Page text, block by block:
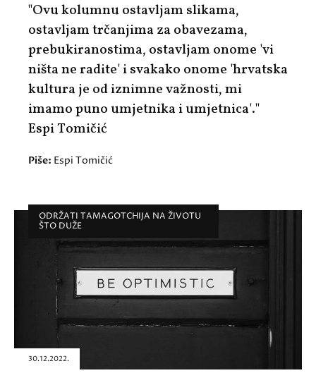
"Ovu kolumnu ostavljam slikama,
ostavljam trčanjima za obavezama,
prebukiranostima, ostavljam onome 'vi
ništa ne radite' i svakako onome 'hrvatska
kultura je od iznimne važnosti, mi
imamo puno umjetnika i umjetnica'."
Espi Tomičić
Piše: Espi Tomičić
ODRŽATI TAMAGOTCHIJA NA ŽIVOTU
ŠTO DUŽE
30.12.2022.